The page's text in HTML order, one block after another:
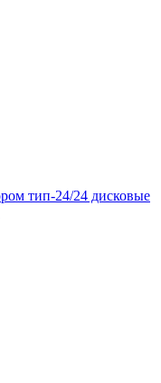
тип-24/24 дисковые